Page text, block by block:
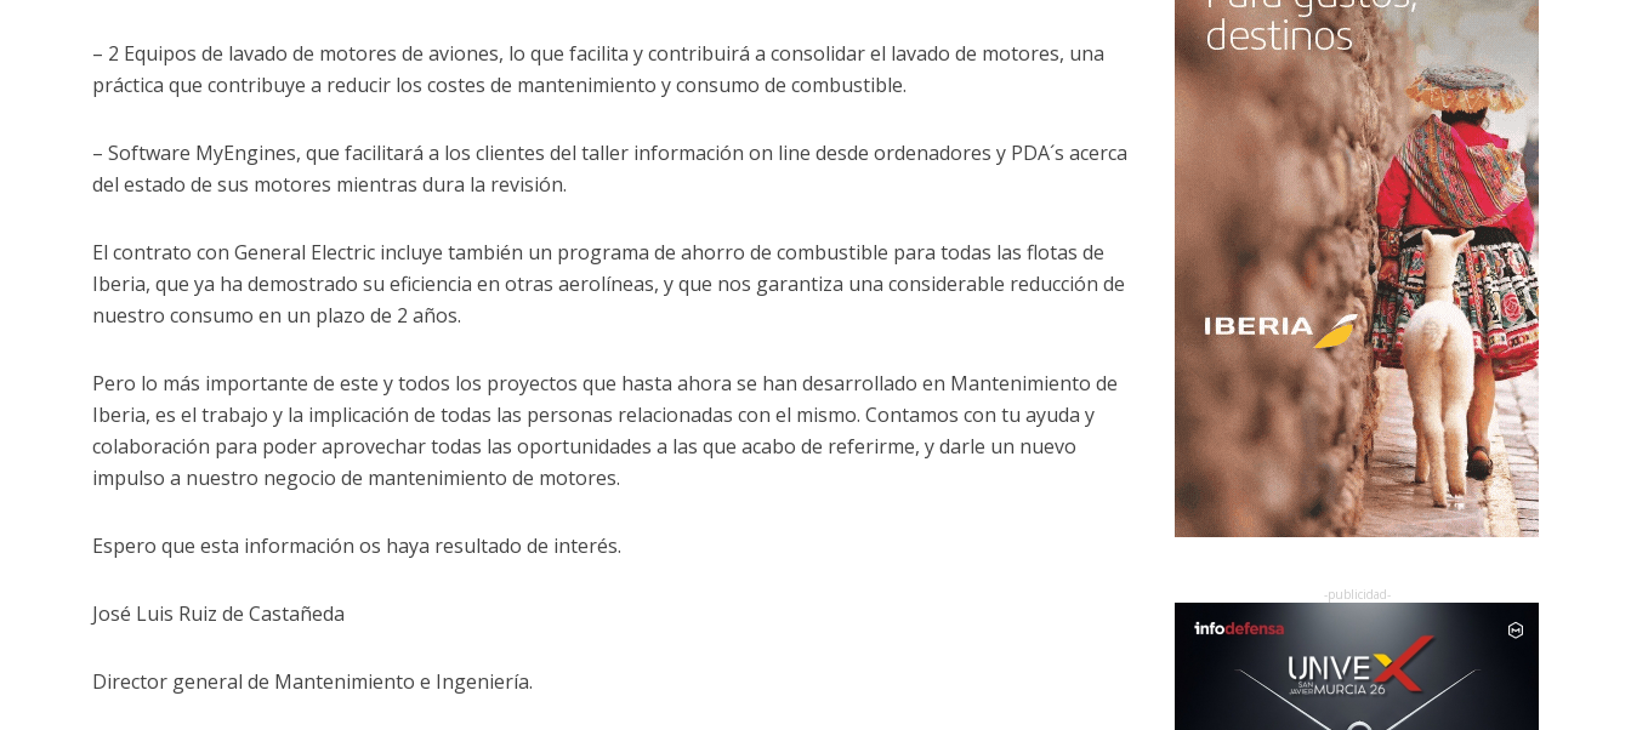
– 2 Equipos de lavado de motores de aviones, lo que facilita y contribuirá a consolidar el lavado de motores, una
práctica que contribuye a reducir los costes de mantenimiento y consumo de combustible.
– Software MyEngines, que facilitará a los clientes del taller información on line desde ordenadores y PDA´s acerca
del estado de sus motores mientras dura la revisión.
El contrato con General Electric incluye también un programa de ahorro de combustible para todas las flotas de
Iberia, que ya ha demostrado su eficiencia en otras aerolíneas, y que nos garantiza una considerable reducción de
nuestro consumo en un plazo de 2 años.
Pero lo más importante de este y todos los proyectos que hasta ahora se han desarrollado en Mantenimiento de
Iberia, es el trabajo y la implicación de todas las personas relacionadas con el mismo. Contamos con tu ayuda y
colaboración para poder aprovechar todas las oportunidades a las que acabo de referirme, y darle un nuevo
impulso a nuestro negocio de mantenimiento de motores.
Espero que esta información os haya resultado de interés.
José Luis Ruiz de Castañeda
Director general de Mantenimiento e Ingeniería.